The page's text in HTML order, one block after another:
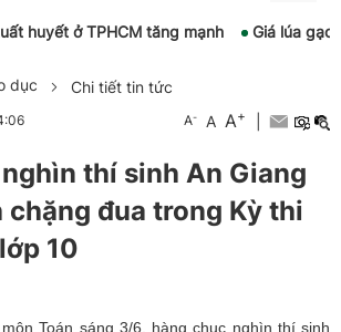
huyết ở TPHCM tăng mạnh Giá lúa gạo
dục Chi tiết tin tức
A- A A+
thí sinh An Giang
chặng đua trong Kỳ thi
10
Toán sáng 3/6, hàng chục nghìn thí sinh